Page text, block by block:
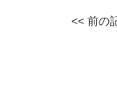
<< 前の